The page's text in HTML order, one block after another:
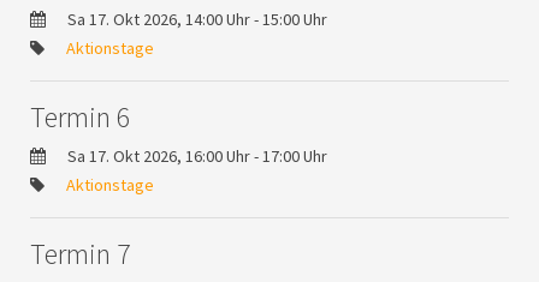
Sa 17. Okt 2026, 14:00 Uhr - 15:00 Uhr
Aktionstage
Termin 6
Sa 17. Okt 2026, 16:00 Uhr - 17:00 Uhr
Aktionstage
Termin 7